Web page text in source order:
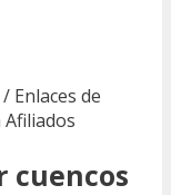
Enlaces de
cuencos